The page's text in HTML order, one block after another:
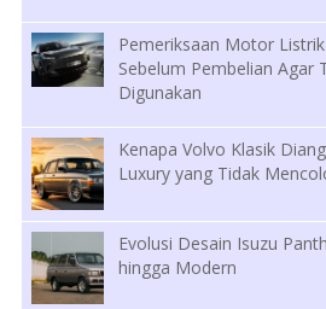
Pemeriksaan Motor Listrik
Sebelum Pembelian Agar
Digunakan
Kenapa Volvo Klasik
Luxury yang Tidak
Evolusi Desain Isuzu
hingga Modern